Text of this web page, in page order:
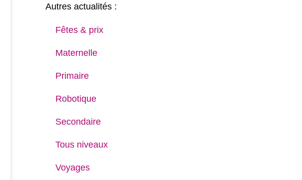
Autres actualités :
Fêtes & prix
Maternelle
Primaire
Robotique
Secondaire
Tous niveaux
Voyages